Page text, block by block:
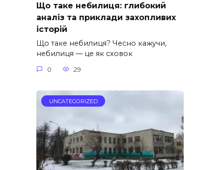
Що таке небилиця: глибокий
аналіз та приклади захопливих
історій
Що таке небилиця? Чесно кажучи,
небилиця — це як сховок
0 29
UNCATEGORIZED